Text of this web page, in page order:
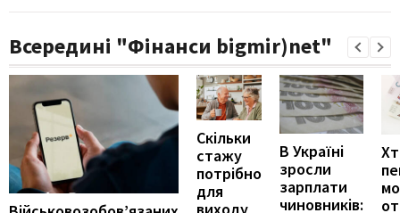
Всередині "Фінанси bigmir)net"
Скільки
стажу
потрібно
для
В Україні
зросли
зарплати
чиновників: